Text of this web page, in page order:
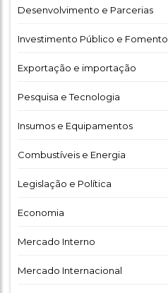
Desenvolvimento e Parcerias
Investimento Público e Fomento
Exportação e importação
Pesquisa e Tecnologia
Insumos e Equipamentos
Combustíveis e Energia
Legislação e Política
Economia
Mercado Interno
Mercado Internacional